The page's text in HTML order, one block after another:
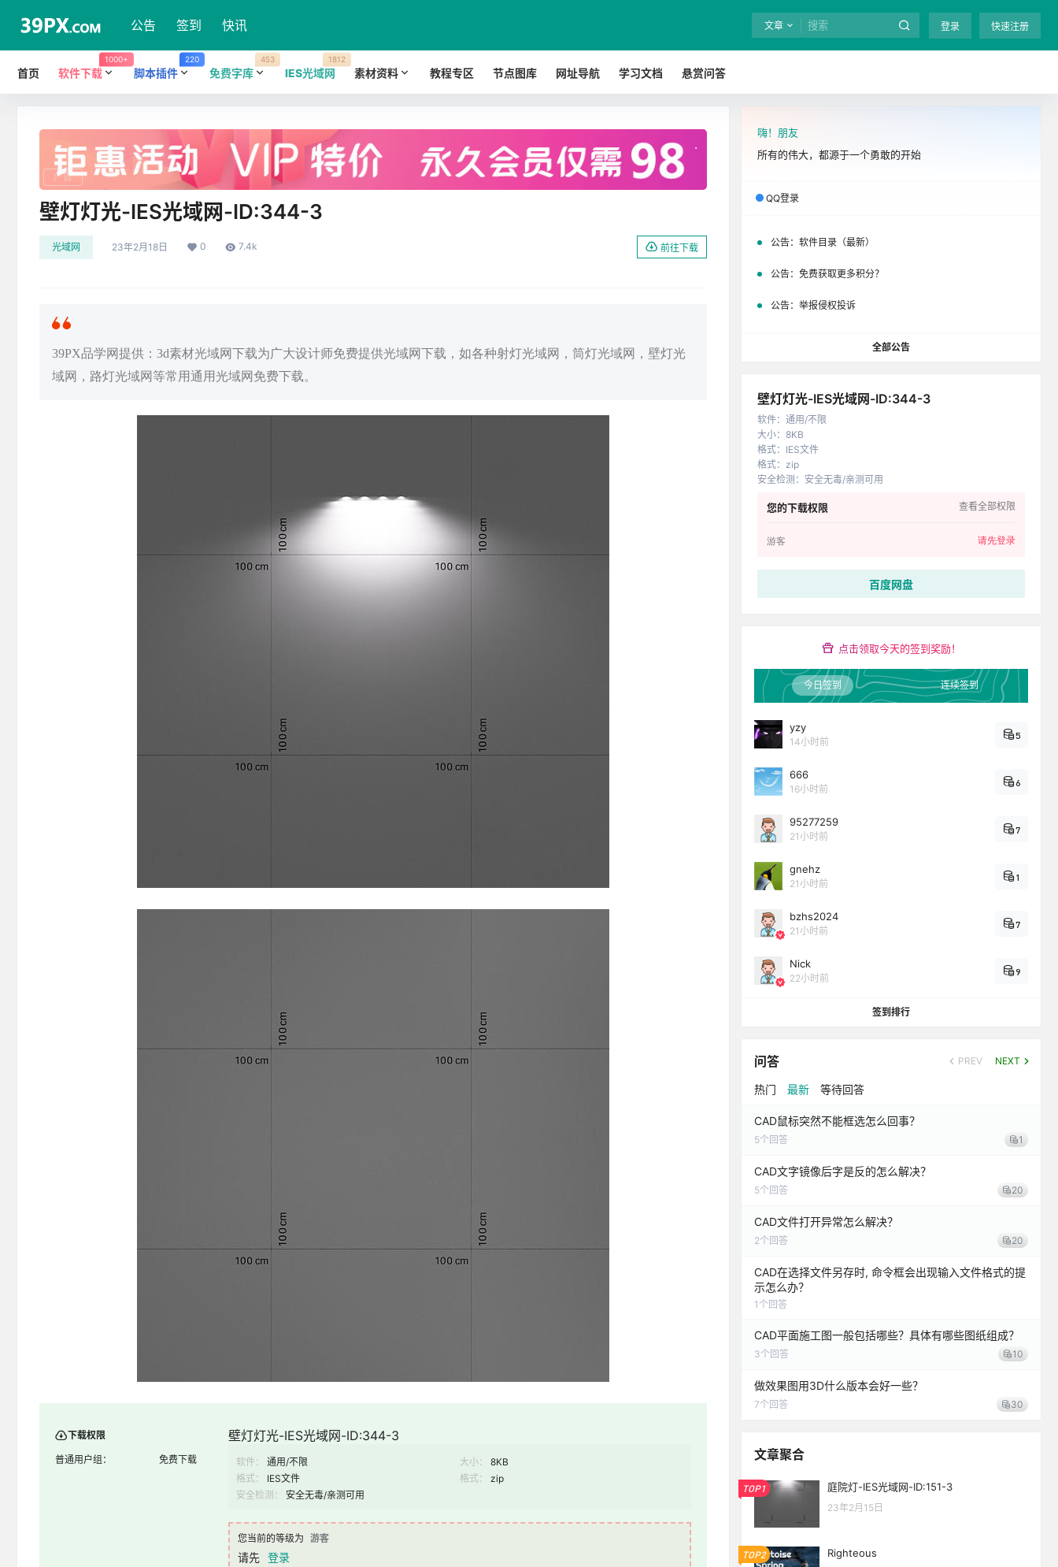
公告 签到 快讯 文章 登录 快速注册
首页 软件下载
1000+
脚本插件
220
免费字库
453
IES光域网
1812
素材资料 教程专区 节点图库 网址导航 学习文档 悬赏问答
. 全站终身免费下载！ 立即开通
广告
壁灯灯光-IES光域网-ID:344-3
光域网 23年2月18日 0 7.4k 前往下载
39PX品学网提供：3d素材光域网下载为广大设计师免费提供光域网下载，如各种射灯光域网，筒灯光域网，壁灯光
域网，路灯光域网等常用通用光域网免费下载。
下载权限
普通用户组： 免费下载
壁灯灯光-IES光域网-ID:344-3
软件： 通用/不限 大小：
8KB
格式：
IES文件 格式：
zip
安全检测：
安全无毒/亲测可用
您当前的等级为 游客
请先 登录
嗨！朋友
所有的伟大，都源于一个勇敢的开始
QQ登录
公告： 软件目录（最新）
公告： 免费获取更多积分？
公告： 举报侵权投诉
全部公告
壁灯灯光-IES光域网-ID:344-3
软件： 通用/不限
大小： 8KB
格式： IES文件
格式： zip
安全检测 ： 安全无毒/亲测可用
您的下载权限 查看全部权限
游客 请先登录
百度网盘
点击领取今天的签到奖励！
今日签到 连续签到
yzy
14小时前
5
666
16小时前
6
95277259
21小时前
7
gnehz
21小时前
1
bzhs2024
21小时前
7
Nick
22小时前
9
签到排行
问答 PREV NEXT
热门 最新 等待回答
CAD鼠标突然不能框选怎么回事？
5个回答 1
CAD文字镜像后字是反的怎么解决？
5个回答 20
CAD文件打开异常怎么解决？
2个回答 20
CAD在选择文件另存时, 命令框会出现输入文件格式的提
示怎么办？
1 个回答
CAD平面施工图一般包括哪些？具体有哪些图纸组成？
3个回答 10
做效果图用3D什么版本会好一些？
7个回答 30
文章聚合
TOP1 庭院灯-IES光域网-ID:151-3
23年2月15日
TOP2 Righteous